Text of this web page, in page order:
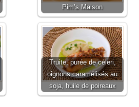
Pim’s Maison
Truite, purée de céleri,
oignons caramélisés au
soja, huile de poireaux